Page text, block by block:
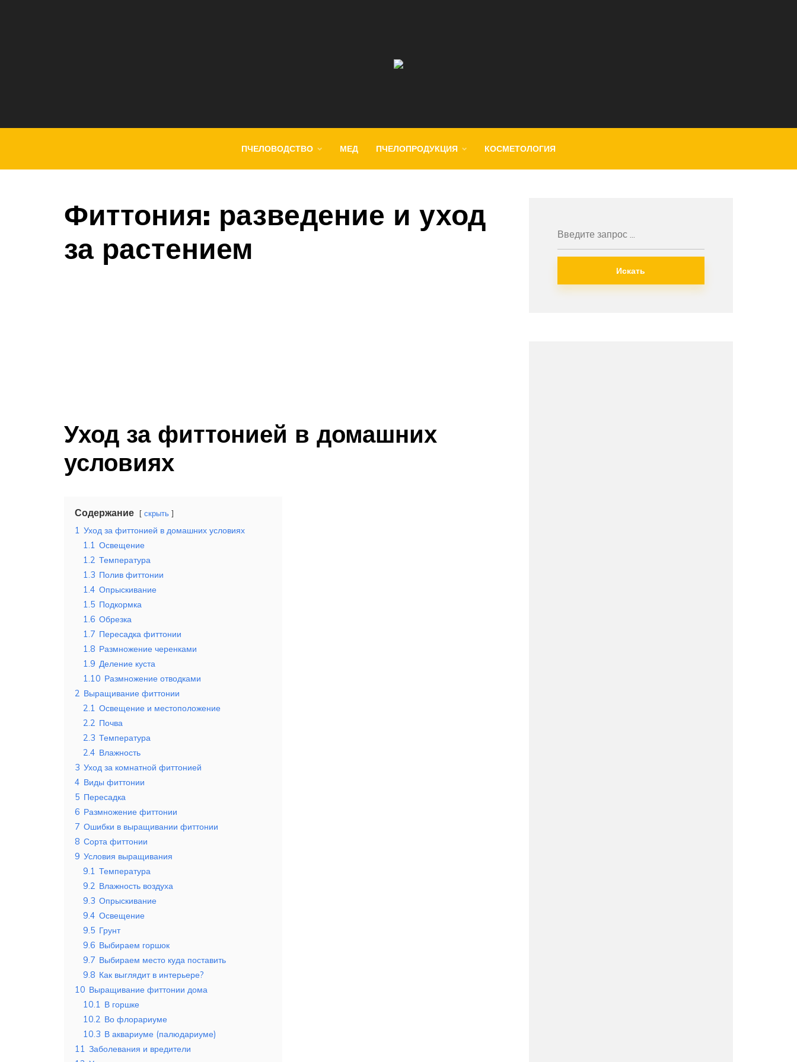
ПЧЕЛОВОДСТВО МЕД ПЧЕЛОПРОДУКЦИЯ КОСМЕТОЛОГИЯ
Фиттония: разведение и уход
за растением
Уход за фиттонией в домашних
условиях
Содержание скрыть
1 Уход за фиттонией в домашних условиях
1.1 Освещение
1.2 Температура
1.3 Полив фиттонии
1.4 Опрыскивание
1.5 Подкормка
1.6 Обрезка
1.7 Пересадка фиттонии
1.8 Размножение черенками
1.9 Деление куста
1.10 Размножение отводками
2 Выращивание фиттонии
2.1 Освещение и местоположение
2.2 Почва
2.3 Температура
2.4 Влажность
3 Уход за комнатной фиттонией
4 Виды фиттонии
5 Пересадка
6 Размножение фиттонии
7 Ошибки в выращивании фиттонии
8 Сорта фиттонии
9 Условия выращивания
9.1 Температура
9.2 Влажность воздуха
9.3 Опрыскивание
9.4 Освещение
9.5 Грунт
9.6 Выбираем горшок
9.7 Выбираем место куда поставить
9.8 Как выглядит в интерьере?
10 Выращивание фиттонии дома
10.1
В горшке
10.2 Во флорариуме
10.3 В аквариуме (палюдариуме)
11 Заболевания и вредители
Искать